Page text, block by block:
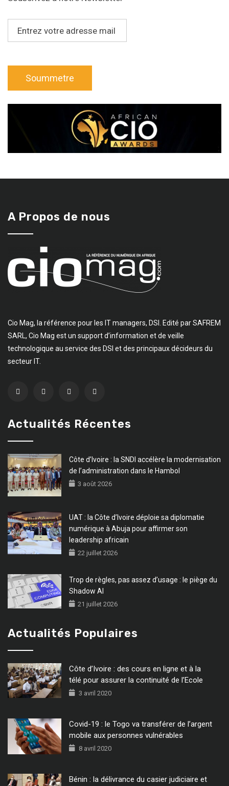
A Propos de nous
Cio Mag, la référence pour les IT managers, DSI. Edité par SAFREM
SARL, Cio Mag est un support d’information et de veille
technologique au service des DSI et des principaux décideurs du
secteur IT.
Actualités Récentes
Côte d’Ivoire : la SNDI accélère la modernisation
de l’administration dans le Hambol
3 août 2026
UAT : la Côte d’Ivoire déploie sa diplomatie
numérique à Abuja pour affirmer son
leadership africain
22 juillet 2026
Trop de règles, pas assez d’usage : le piège du
Shadow AI
21 juillet 2026
Actualités Populaires
Côte d’Ivoire : des cours en ligne et à la
télé pour assurer la continuité de l’Ecole
3 avril 2020
Covid-19 : le Togo va transférer de l’argent
mobile aux personnes vulnérables
8 avril 2020
Bénin : la délivrance du casier judiciaire et